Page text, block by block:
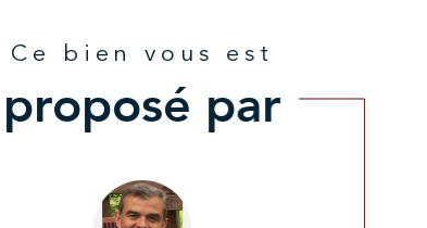
Ce bien vous est
proposé par